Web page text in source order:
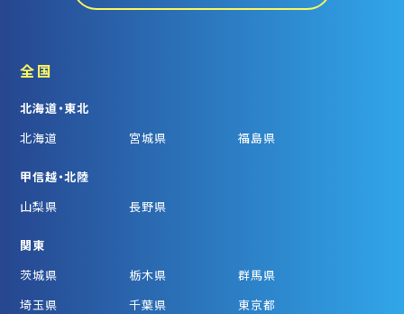
全国
北海道・東北
北海道
宮城県 福島県
甲信越・北陸
山梨県
長野県
関東
茨城県
栃木県
群馬県
埼玉県
千葉県
東京都